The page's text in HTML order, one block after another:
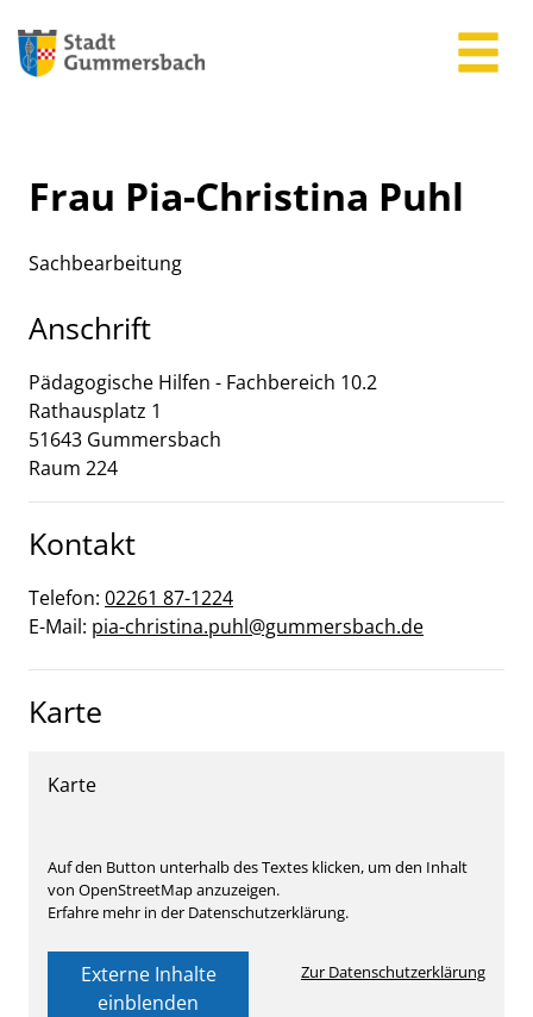
Frau Pia-Christina Puhl
Sachbearbeitung
Anschrift
Pädagogische Hilfen - Fachbereich 10.2
Rathausplatz 1
51643 Gummersbach
Raum 224
Kontakt
Telefon: 02261 87-1224
E-Mail: pia-christina.puhl@gummersbach.de
Karte
Karte
Auf den Button unterhalb des Textes klicken, um den Inhalt
von OpenStreetMap anzuzeigen.
Erfahre mehr in der Datenschutzerklärung.
Externe Inhalte
einblenden
Zur Datenschutzerklärung